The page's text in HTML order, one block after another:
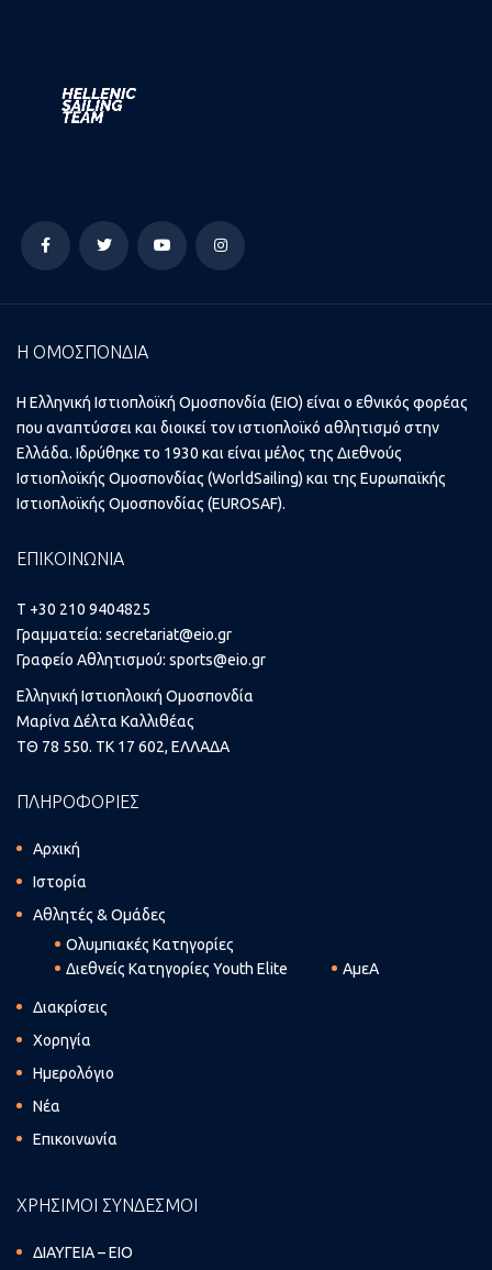
Η ΟΜΟΣΠΟΝΔΙΑ
Η Ελληνική Ιστιοπλοϊκή Ομοσπονδία (ΕΙΟ) είναι ο εθνικός φορέας
που αναπτύσσει και διοικεί τον ιστιοπλοϊκό αθλητισμό στην
Ελλάδα. Ιδρύθηκε το 1930 και είναι μέλος της Διεθνούς
Ιστιοπλοϊκής Ομοσπονδίας (WorldSailing) και της Ευρωπαϊκής
Ιστιοπλοϊκής Ομοσπονδίας (EUROSAF).
ΕΠΙΚΟΙΝΩΝΙΑ
T +30 210 9404825
Γραμματεία: secretariat@eio.gr
Γραφείο Αθλητισμού: sports@eio.gr
Ελληνική Ιστιοπλοική Ομοσπονδία
Μαρίνα Δέλτα Καλλιθέας
ΤΘ 78 550. ΤΚ 17 602, ΕΛΛΑΔΑ
ΠΛΗΡΟΦΟΡΙΕΣ
Αρχική
Ιστορία
Αθλητές & Ομάδες
Ολυμπιακές Κατηγορίες
Διεθνείς Κατηγορίες Youth Elite
ΑμεΑ
Διακρίσεις
Χορηγία
Ημερολόγιο
Νέα
Επικοινωνία
ΧΡΗΣΙΜΟΙ ΣΥΝΔΕΣΜΟΙ
ΔΙΑΥΓΕΙΑ – ΕΙΟ